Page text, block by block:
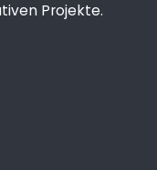
Projekte.